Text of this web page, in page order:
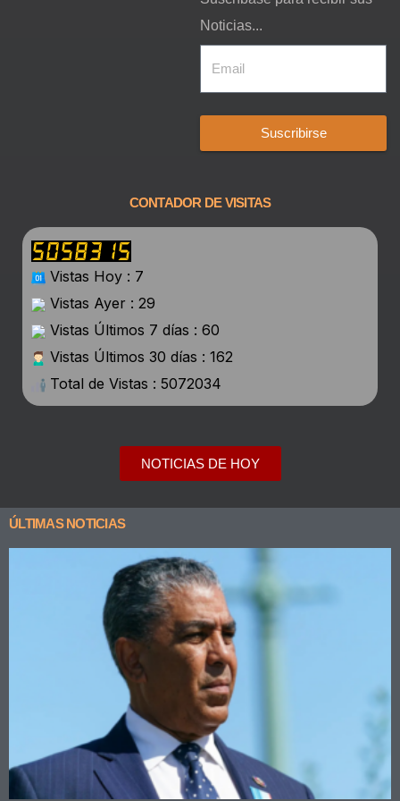
Noticias...
Suscribirse
CONTADOR DE VISITAS
Vistas Hoy : 7
Vistas Ayer : 29
Vistas Últimos 7 días : 60
Vistas Últimos 30 días : 162
Total de Vistas : 5072034
NOTICIAS DE HOY
ÚLTIMAS NOTICIAS